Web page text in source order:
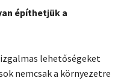
építhetjük a
lehetőségeket
nemcsak a környezetre